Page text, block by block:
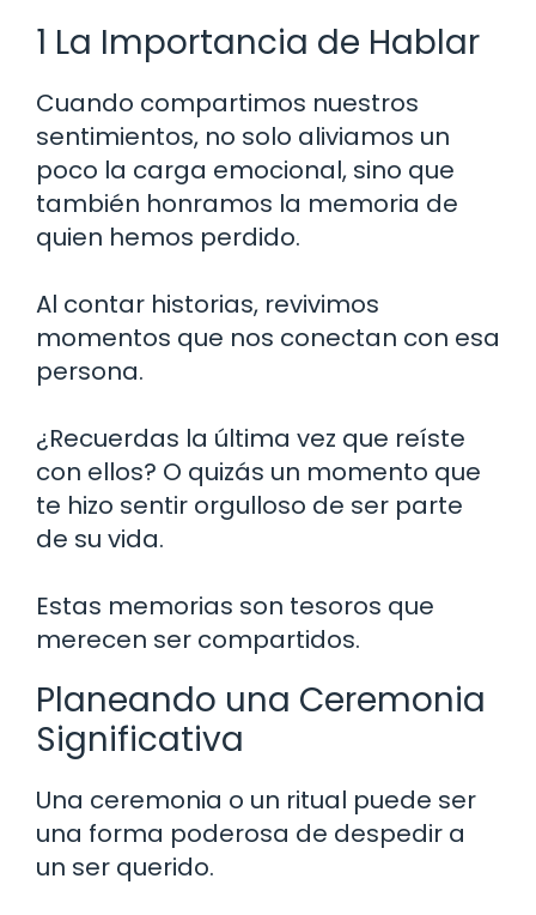
1 La Importancia de Hablar
Cuando compartimos nuestros
sentimientos, no solo aliviamos un
poco la carga emocional, sino que
también honramos la memoria de
quien hemos perdido.
Al contar historias, revivimos
momentos que nos conectan con esa
persona.
¿Recuerdas la última vez que reíste
con ellos? O quizás un momento que
te hizo sentir orgulloso de ser parte
de su vida.
Estas memorias son tesoros que
merecen ser compartidos.
Planeando una Ceremonia
Significativa
Una ceremonia o un ritual puede ser
una forma poderosa de despedir a
un ser querido.